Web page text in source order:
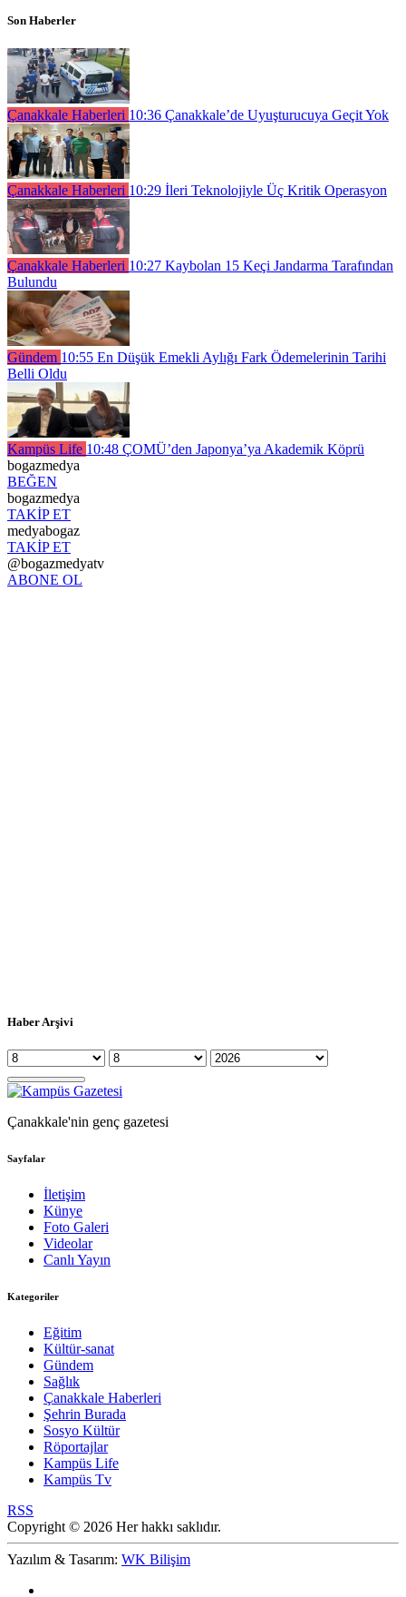
Son Haberler
Çanakkale Haberleri 10:36 Çanakkale’de Uyuşturucuya Geçit Yok
Çanakkale Haberleri 10:29 İleri Teknolojiyle Üç Kritik Operasyon
Çanakkale Haberleri 10:27 Kaybolan 15 Keçi Jandarma Tarafından
Bulundu
Gündem 10:55 En Düşük Emekli Aylığı Fark Ödemelerinin Tarihi
Belli Oldu
Kampüs Life 10:48 ÇOMÜ’den Japonya’ya Akademik Köprü
bogazmedya
BEĞEN
bogazmedya
TAKİP ET
medyabogaz
TAKİP ET
@bogazmedyatv
ABONE OL
Haber Arşivi
Çanakkale'nin genç gazetesi
Sayfalar
İletişim
Künye
Foto Galeri
Videolar
Canlı Yayın
Kategoriler
Eğitim
Kültür-sanat
Gündem
Sağlık
Çanakkale Haberleri
Şehrin Burada
Sosyo Kültür
Röportajlar
Kampüs Life
Kampüs Tv
RSS
Copyright © 2026 Her hakkı saklıdır.
Yazılım & Tasarım: WK Bilişim